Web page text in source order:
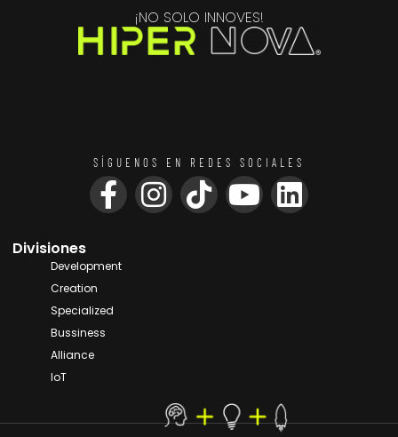
¡NO SOLO INNOVES!
SÍGUENOS EN REDES SOCIALES
Divisiones
Development
Creation
Specialized
Bussiness
Alliance
IoT